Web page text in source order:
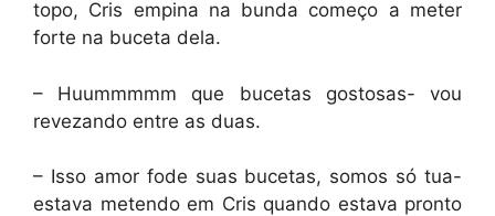
topo, Cris empina na bunda começo a meter
forte na buceta dela.
– Huummmmm que bucetas gostosas- vou
revezando entre as duas.
– Isso amor fode suas bucetas, somos só tua-
estava metendo em Cris quando estava pronto